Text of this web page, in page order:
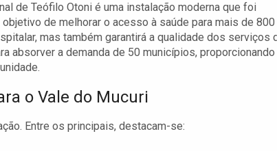
de Teófilo Otoni é uma instalação moderna que foi
de melhorar o acesso à saúde para mais de 800
mas também garantirá a qualidade dos serviços
absorver a demanda de 50 municípios, proporcionando
o Vale do Mucuri
Entre os principais, destacam-se: